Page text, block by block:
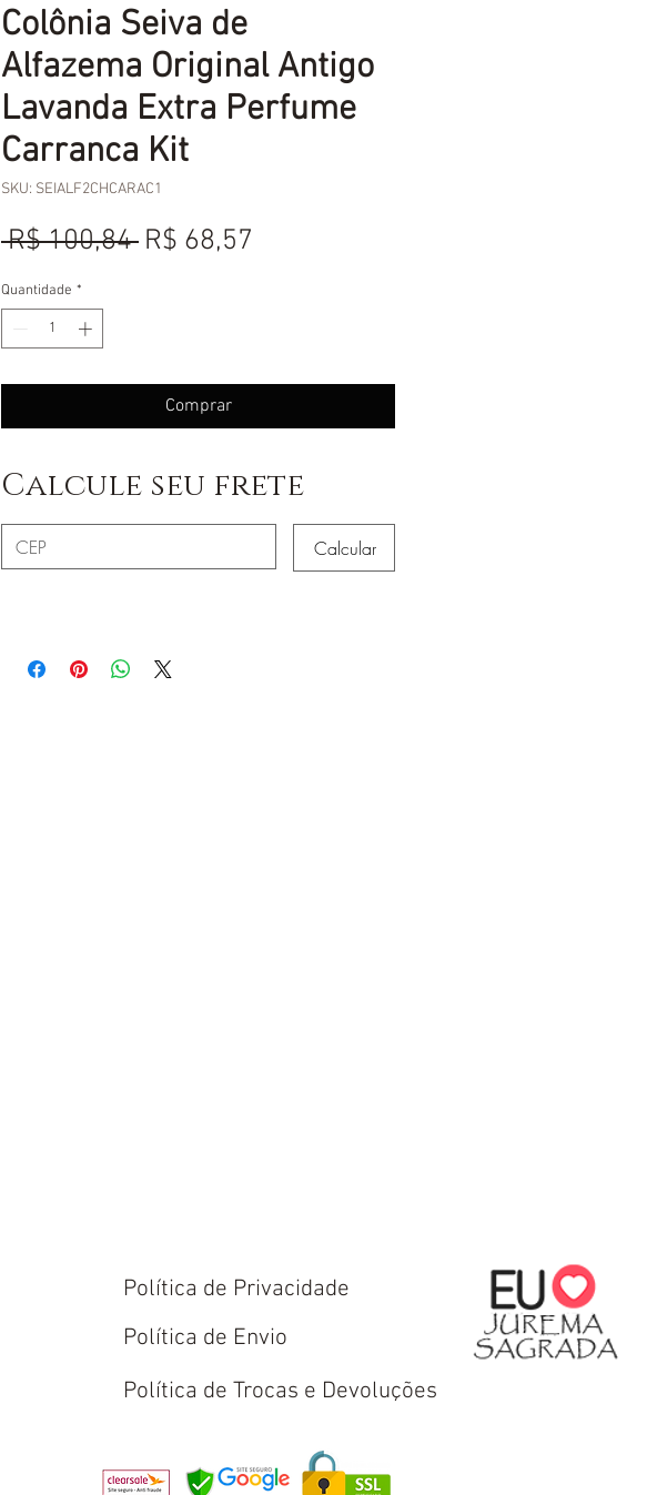
Colônia Seiva de
Alfazema Original Antigo
Lavanda Extra Perfume
Carranca Kit
SKU: SEIALF2CHCARAC1
R$ 100,84 Preço
R$ 68,57
Quantidade *
Comprar
Calcule seu frete
Calcular
Política de Privacidade
Política de Envio
Política de Trocas e Devoluções